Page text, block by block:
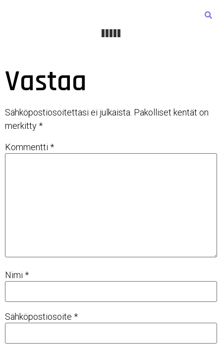
Vastaa
Sähköpostiosoitettasi ei julkaista. Pakolliset kentät on
merkitty*
Kommentti *
Nimi *
Sähköpostiosoite *